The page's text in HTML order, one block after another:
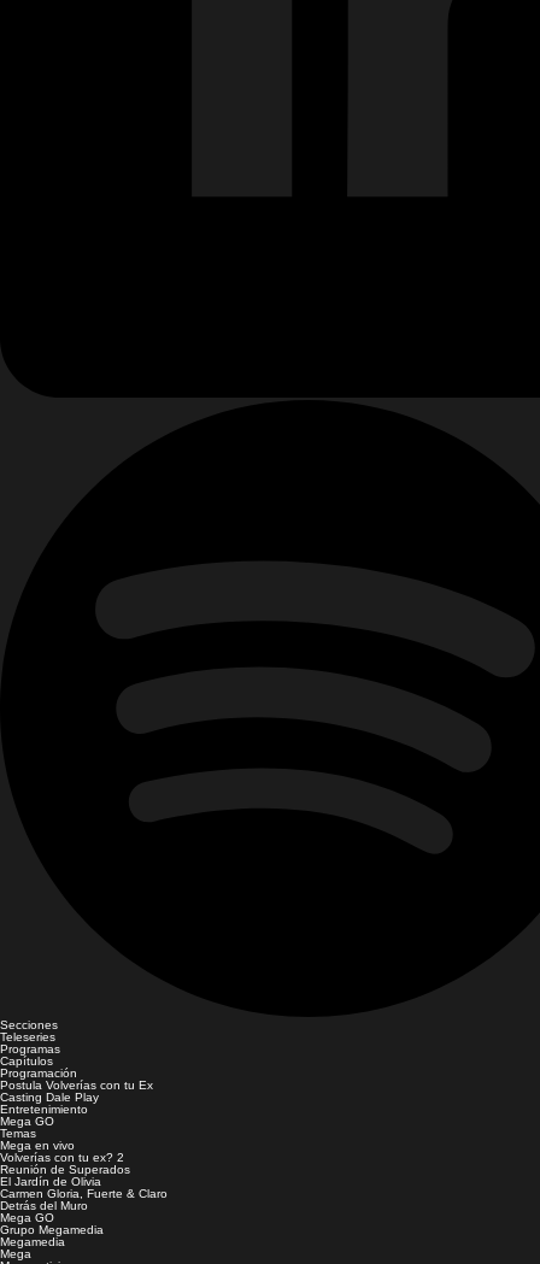
Secciones
Teleseries
Programas
Capítulos
Programación
Postula Volverías con tu Ex
Casting Dale Play
Entretenimiento
Mega GO
Temas
Mega en vivo
Volverías con tu ex? 2
Reunión de Superados
El Jardín de Olivia
Carmen Gloria, Fuerte & Claro
Detrás del Muro
Mega GO
Grupo Megamedia
Megamedia
Mega